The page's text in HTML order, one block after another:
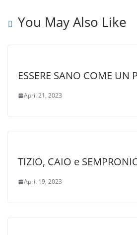
You May Also Like
ESSERE SANO COME UN
April 21, 2023
TIZIO, CAIO e
April 19, 2023